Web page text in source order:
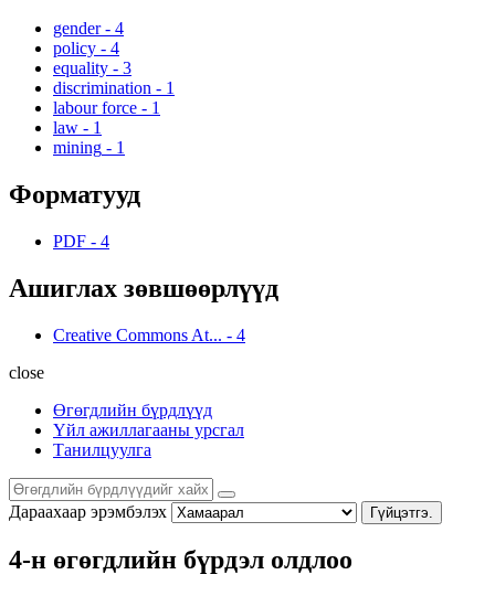
gender - 4
policy - 4
equality - 3
discrimination - 1
labour force - 1
law - 1
mining - 1
Форматууд
PDF - 4
Ашиглах зөвшөөрлүүд
Creative Commons At... - 4
close
Өгөгдлийн бүрдлүүд
Үйл ажиллагааны урсгал
Танилцуулга
Дараахаар эрэмбэлэх Гүйцэтгэ.
4-н өгөгдлийн бүрдэл олдлоо